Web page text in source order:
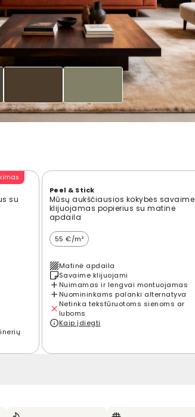
su
Peel & Stick
Mūsų aukščiausios kokybės savaime
klijuojamas popierius su matine
apdaila
55 €/m²
Matinė apdaila
Savaime klijuojami
Nuimamas ir lengvai montuojamas
Nuomininkams palanki alternatyva
Netinka tekstūruotoms sienoms ar
luboms
Kaip įdiegti